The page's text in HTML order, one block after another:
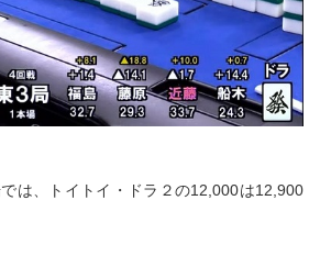
は、トイトイ・ドラ２の12,000は12,900